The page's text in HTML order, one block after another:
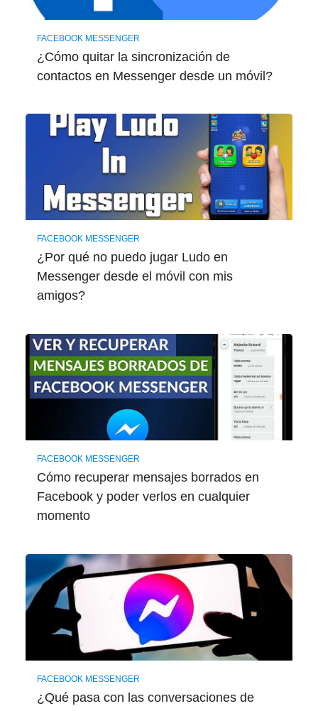
FACEBOOK MESSENGER
¿Cómo quitar la sincronización de
contactos en Messenger desde un móvil?
FACEBOOK MESSENGER
¿Por qué no puedo jugar Ludo en
Messenger desde el móvil con mis
amigos?
FACEBOOK MESSENGER
Cómo recuperar mensajes borrados en
Facebook y poder verlos en cualquier
momento
FACEBOOK MESSENGER
¿Qué pasa con las conversaciones de